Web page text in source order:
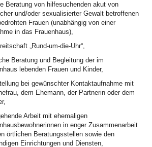
Beratung von hilfesuchenden akut von
und/oder sexualisierter Gewalt betroffenen
Frauen (unabhängig von einer
in das Frauenhaus),
„Rund-um-die-Uhr“,
Beratung und Begleitung der im
lebenden Frauen und Kinder,
bei gewünschter Kontaktaufnahme mit
dem Ehemann, der Partnerin oder dem
Arbeit mit ehemaligen
in enger Zusammenarbeit
örtlichen Beratungsstellen sowie den
Einrichtungen und Diensten,